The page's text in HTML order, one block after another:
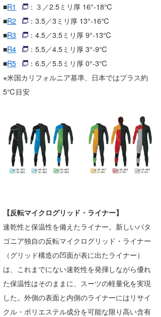
■R1
：３／2.5ミリ厚 16°-18℃
■R2
：3.5／3ミリ厚 13°-16℃
■R3
：4.5／3.5ミリ厚 9°-13℃
■R4
：5.5／4.5ミリ厚 3°-9℃
■R5
：6.5／5.5ミリ厚 0°-3℃
※米国カリフォルニア基準、日本ではプラス約
5℃目安
【反転マイクログリッド・ライナー】
速乾性と保温性を備えたライナー。新しいパタ
ゴニア独自の反転マイクログリッド・ライナー
（グリッド構造の凹面が表に出たライナー）
は、これまでにない速乾性を発揮しながら優れ
た保温性はそのままに、スーツの軽量化を実現
した。外側の表面と内側のライナーにはリサイ
クル・ポリエステル成分を可能な限り高い含有
CBA Films
田原啓江
NOBUFUKU
大野”MAR”修聖
喜納海人
chan-U
G◎Da
KID
KY
MIN
mitz
S.K
Soulman
VAGY
YUKI☆